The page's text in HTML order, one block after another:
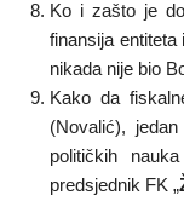
Ko i zašto je
finansija
nikada nije bio
Kako da
(Novalić),
političkih
predsjednik FK „